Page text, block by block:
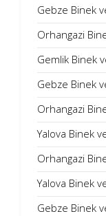
Gebze Binek
Orhangazi
Gemlik Binek
Gebze Binek
Orhangazi
Yalova Binek
Orhangazi
Yalova Binek
Gebze Binek